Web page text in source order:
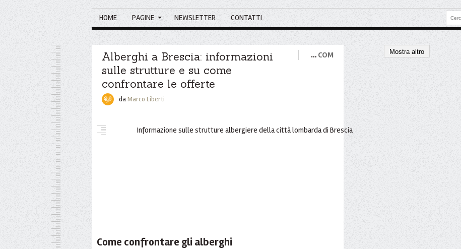
HOME PAGINE NEWSLETTER CONTATTI
Alberghi a Brescia: informazioni
sulle strutture e su come
confrontare le offerte
… COM
daMarco Liberti
Informazione sulle strutture albergiere della città lombarda di Brescia
Come confrontare gli alberghi
Mostra altro